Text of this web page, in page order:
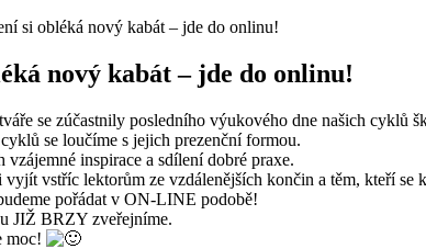
si obléká nový kabát – jde do onlinu!
nový kabát – jde do onlinu!
se zúčastnily posledního výukového dne našich cyklů
se loučíme s jejich prezenční formou.
inspirace a sdílení dobré praxe.
vstříc lektorům ze vzdálenějších končin a těm, kteří se
pořádat v ON-LINE podobě!
JIŽ BRZY zveřejníme.
moc!